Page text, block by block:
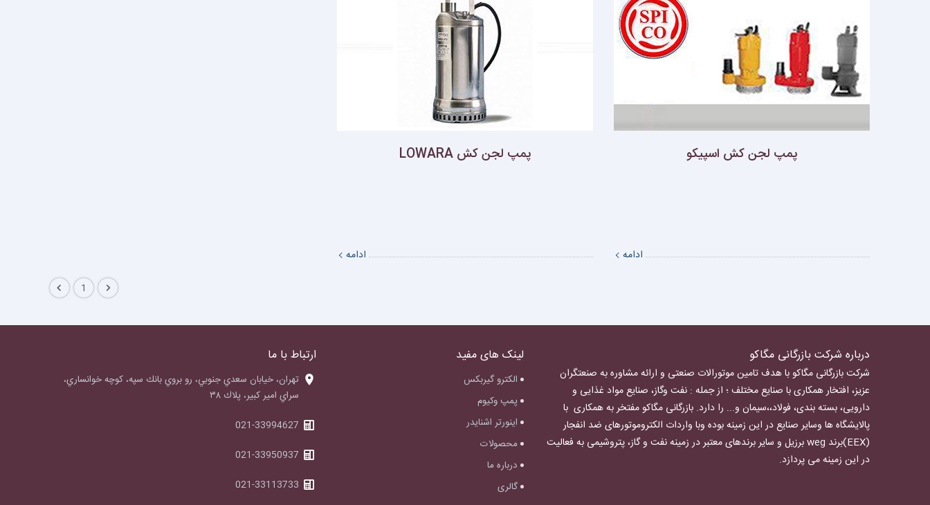
پمپ لجن كش اسپيكو
ادامه
پمپ لجن كش LOWARA
ادامه
1
درباره شرکت بازرگانی مگاکو
شرکت بازرگانی مگاکو با هدف تامین موتورالات صنعتی و ارائه مشاوره به صنعتگران
عزیز، افتخار همکاری با صنایع مختلف ؛ از جمله : نفت وگاز، صنایع مواد غذایی و
دارویی، بسته بندی، فولاد،،سیمان و... را دارد. بازرگانی مگاکومفتخر به همکاری با
پالایشگاه ها وسایر صنایع در این زمینه بوده وبا واردات الکتروموتورهای ضد انفجار
(EEX)برند weg برزیل و سایر برندهای معتبر در زمینه نفت و گاز، پتروشیمی به فعالیت
در این زمینه می پردازد.
لینک های مفید
الکترو گیربکس
پمپ وکیوم
اینورتر اشنایدر
محصولات
درباره ما
گالری
ارتباط با ما
‌تهران، خيابان سعدي جنوبي، رو بروي بانك سپه، كوچه خوانساري،
سراي امير كبير، پلاك ٣٨
021-33994627
021-33950937
021-33113733